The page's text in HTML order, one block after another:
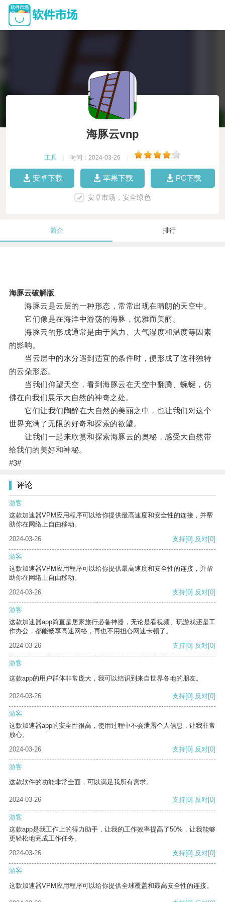
海豚云vnp
工具 时间：2024-03-26
安卓下载 苹果下载 PC下载
安卓市场，安全绿色
简介 排行
海豚云破解版
海豚云是云层的一种形态，常常出现在晴朗的天空中。
它们像是在海洋中游荡的海豚，优雅而美丽。
海豚云的形成通常是由于风力、大气湿度和温度等因素
的影响。
当云层中的水分遇到适宜的条件时，便形成了这种独特
的云朵形态。
当我们仰望天空，看到海豚云在天空中翻腾、蜿蜒，仿
佛在向我们展示大自然的神奇之处。
它们让我们陶醉在大自然的美丽之中，也让我们对这个
世界充满了无限的好奇和探索的欲望。
让我们一起来欣赏和探索海豚云的奥秘，感受大自然带
给我们的美好和神秘。
#3#
评论
游客
这款加速器VPM应用程序可以给你提供最高速度和安全性的连接，并帮
助你在网络上自由移动。
2024-03-26
支持[0] 反对[0]
游客
这款加速器VPM应用程序可以给你提供最高速度和安全性的连接，并帮
助你在网络上自由移动。
2024-03-26
支持[0] 反对[0]
游客
这款加速器app简直是居家旅行必备神器，无论是看视频、玩游戏还是工
作办公，都能畅享高速网络，再也不用担心网速卡顿了。
2024-03-26
支持[0] 反对[0]
游客
这款app的用户群体非常庞大，我可以结识到来自世界各地的朋友。
2024-03-26 支持[0] 反对[0]
游客
这款加速器app的安全性很高，使用过程中不会泄露个人信息，让我非常
放心。
2024-03-26
支持[0] 反对[0]
游客
这款软件的功能非常全面，可以满足我所有需求。
2024-03-26 支持[0] 反对[0]
游客
这款app是我工作上的得力助手，让我的工作效率提高了50%，让我能够
更轻松地完成工作任务。
2024-03-26
支持[0] 反对[0]
游客
这款加速器VPM应用程序可以给你提供全球覆盖和最高安全性的连接。